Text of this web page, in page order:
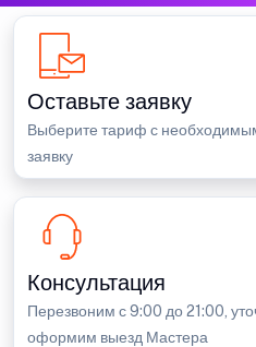
Оставьте заявку
Выберите тариф с
заявку
Консультация
Перезвоним с 9:00 до 21:00,
оформим выезд Мастера